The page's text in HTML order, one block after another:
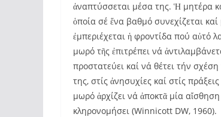
ἀναπτύσσεται μέσα της. Ἡ μητέρα
ὁποία σέ ἕνα βαθμό συνεχίζεται
ἐμπεριέχεται ἡ φροντίδα πού αὐτό
μωρό τῆς ἐπιτρέπει νά
προστατεύει καί νά θέτει τήν
της, στίς ἀνησυχίες καί στίς
μωρό ἀρχίζει νά ἀποκτᾶ μία
κληρονομήσει (Winnicott DW, 1960).